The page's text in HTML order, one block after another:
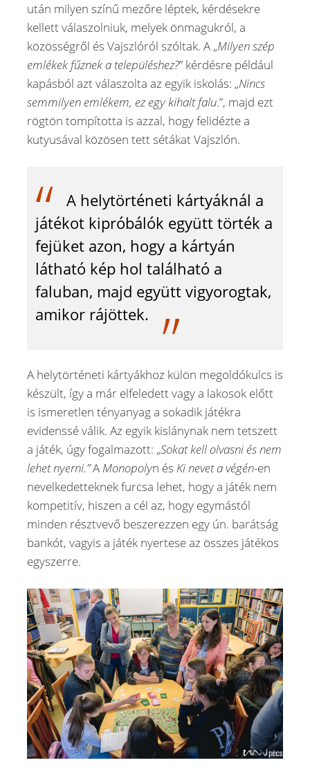
után milyen színű mezőre léptek, kérdésekre
kellett válaszolniuk, melyek önmagukról, a
közösségről és Vajszlóról szóltak. A „Milyen szép
emlékek fűznek a településhez?” kérdésre például
kapásból azt válaszolta az egyik iskolás: „Nincs
semmilyen emlékem, ez egy kihalt falu.”, majd ezt
rögtön tompította is azzal, hogy felidézte a
kutyusával közösen tett sétákat Vajszlón.
A helytörténeti kártyáknál a
játékot kipróbálók együtt törték a
fejüket azon, hogy a kártyán
látható kép hol található a
faluban, majd együtt vigyorogtak,
amikor rájöttek.
A helytörténeti kártyákhoz külön megoldókulcs is
készült, így a már elfeledett vagy a lakosok előtt
is ismeretlen tényanyag a sokadik játékra
evidenssé válik. Az egyik kislánynak nem tetszett
a játék, úgy fogalmazott: „Sokat kell olvasni és nem
lehet nyerni.”A Monopolyn és Ki nevet a végén-en
nevelkedetteknek furcsa lehet, hogy a játék nem
kompetitív, hiszen a cél az, hogy egymástól
minden résztvevő beszerezzen egy ún. barátság
bankót, vagyis a játék nyertese az összes játékos
egyszerre.